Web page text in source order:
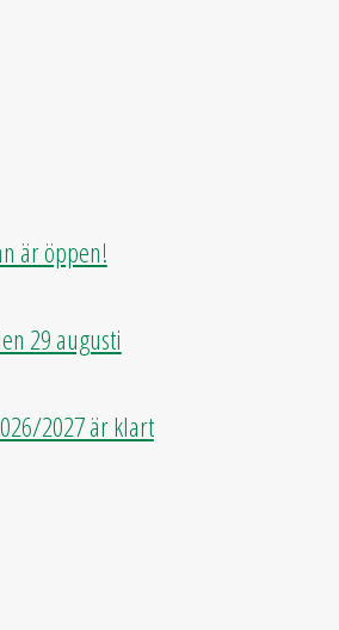
är öppen!
29 augusti
2027 är klart